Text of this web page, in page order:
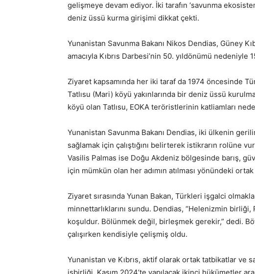
gelişmeye devam ediyor. İki tarafın ‘savunma
deniz üssü kurma girişimi dikkat çekti.
Yunanistan Savunma Bakanı Nikos Dendias, Güney
amacıyla Kıbrıs Darbesi’nin 50. yıldönümü
Ziyaret kapsamında her iki taraf da 1974 öncesinde
Tatlısu (Mari) köyü yakınlarında bir deniz üssü
köyü olan Tatlısu, EOKA teröristlerinin katliamları
Yunanistan Savunma Bakanı Dendias, iki ülkenin
sağlamak için çalıştığını belirterek istikrarın rolüne
Vasilis Palmas ise Doğu Akdeniz bölgesinde barış,
için mümkün olan her adımın atılması yönündeki ortak
Ziyaret sırasında Yunan Bakan, Türkleri işgalci
minnettarlıklarını sundu. Dendias, “Helenizmin
koşuldur. Bölünmek değil, birleşmek gerekir,” dedi.
çalışırken kendisiyle çelişmiş oldu.
Yunanistan ve Kıbrıs, aktif olarak ortak tatbikatlar ve